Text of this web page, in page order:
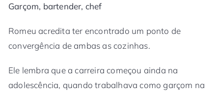
Garçom, bartender, chef
Romeu acredita ter encontrado um ponto de
convergência de ambas as cozinhas.
Ele lembra que a carreira começou ainda na
adolescência, quando trabalhava como garçom na